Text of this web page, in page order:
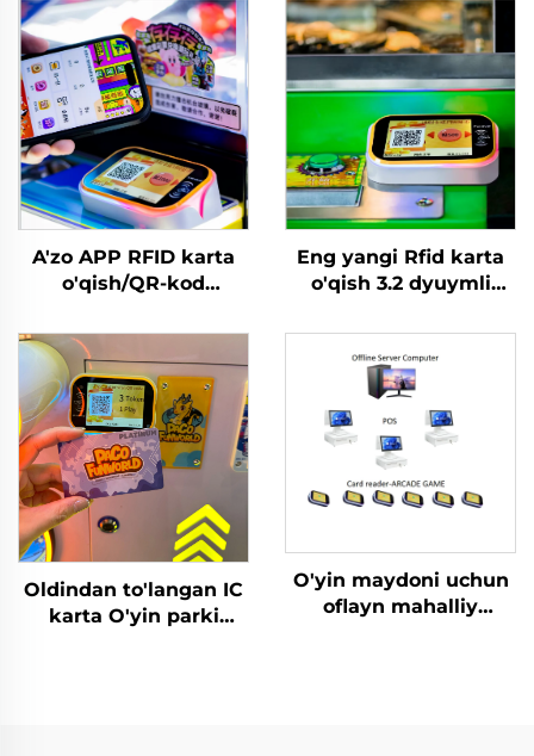
A'zo APP RFID karta
o'qish/QR-kod
o'yinlar boshqaruv
tizimi
Eng yangi Rfid karta
o'qish 3.2 dyuymli
karta o'qish T10P
terminal o'yin
o'quvchilari/doll/
mashinasi uchun
Oldindan to'langan IC
karta O'yin parki
O'yin maydoni uchun
oflayn mahalliy